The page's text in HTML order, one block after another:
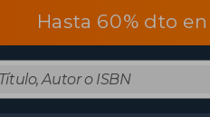
Hasta 60% dto